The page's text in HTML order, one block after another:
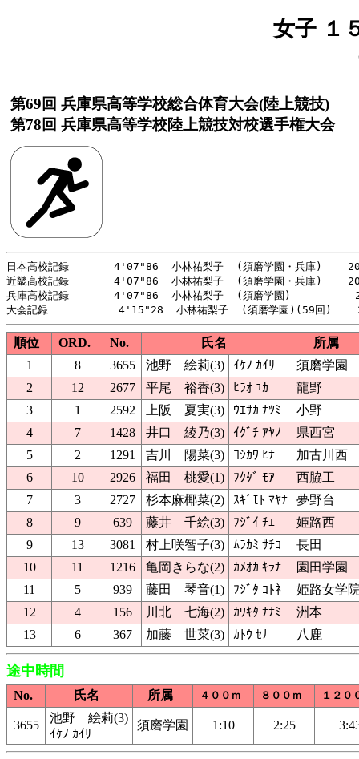
女子 １
第69回 兵庫県高等学校総合体育大会(陸上競技)
第78回 兵庫県高等学校陸上競技対校選手権大会
日本高校記録       4'07"86  小林祐梨子  (須磨学園・兵庫)
近畿高校記録       4'07"86  小林祐梨子  (須磨学園・兵庫)
兵庫高校記録       4'07"86  小林祐梨子  (須磨学園)
順位 ORD. No. 氏名
所属
1
8 3655 池野 絵莉(3) ｲｹﾉ ｶｲﾘ
須磨学園
2
12 2677 平尾 裕香(3) ﾋﾗｵ ﾕｶ
龍野
3
1 2592 上阪 夏実(3) ｳｴｻｶ ﾅﾂﾐ
小野
4
7 1428 井口 綾乃(3) ｲｸﾞﾁ ｱﾔﾉ
県西宮
5
2 1291 吉川 陽菜(3) ﾖｼｶﾜ ﾋﾅ
加古川西
6
10 2926 福田 桃愛(1) ﾌｸﾀﾞ ﾓｱ
西脇工
7
3 2727 杉本麻椰菜(2) ｽｷﾞﾓﾄ ﾏﾔﾅ
夢野台
8
9 639 藤井 千絵(3) ﾌｼﾞｲ ﾁｴ
姫路西
9
13 3081 村上咲智子(3) ﾑﾗｶﾐ ｻﾁｺ
長田
10
11 1216 亀岡きらな(2) ｶﾒｵｶ ｷﾗﾅ
園田学園
11
5 939 藤田 琴音(1) ﾌｼﾞﾀ ｺﾄﾈ
姫路女学
12
4 156 川北 七海(2) ｶﾜｷﾀ ﾅﾅﾐ
洲本
13
6 367 加藤 世菜(3) ｶﾄｳ ｾﾅ 八鹿
途中時間
No. 氏名 所属 ４００ｍ ８００ｍ １２０
3655
池野 絵莉(3)
ｲｹﾉ ｶｲﾘ
須磨学園 1:10 2:25